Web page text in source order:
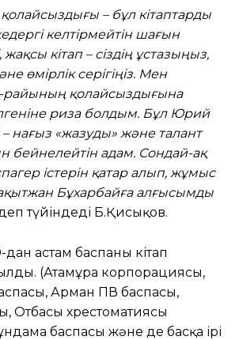
– бұл кітаптарды
келтірмейтін шағын
кітап – сіздің ұстазыңыз,
өмірлік серігіңіз. Мен
райының қолайсыздығына
риза болдым. Бұл Юрий
– нағыз «жазуды» және талант
бейнелейтін адам. Сондай-ақ
істерін қатар алып, жұмыс
Бұхарбайға алғысымды
түйіндеді Б.Қисықов.
астам баспаның кітап
(Атамұра корпорациясы,
Арман ПВ баспасы,
Отбасы хрестоматиясы
баспасы және де басқа ірі